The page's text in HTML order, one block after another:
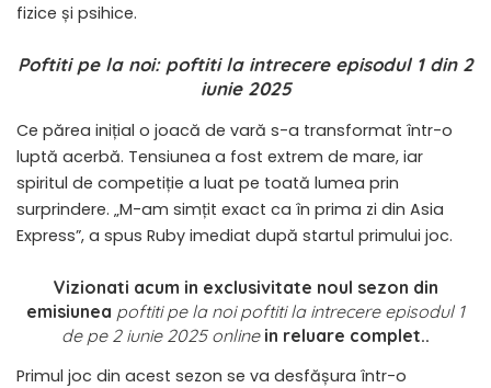
fizice și psihice.
Poftiti pe la noi: poftiti la intrecere episodul 1 din 2
iunie 2025
Ce părea inițial o joacă de vară s-a transformat într-o
luptă acerbă. Tensiunea a fost extrem de mare, iar
spiritul de competiție a luat pe toată lumea prin
surprindere. „M-am simțit exact ca în prima zi din Asia
Express”, a spus Ruby imediat după startul primului joc.
Vizionati acum in exclusivitate noul sezon din
emisiunea poftiti pe la noi poftiti la intrecere episodul 1
de pe 2 iunie 2025 onlinein reluare complet..
Primul joc din acest sezon se va desfășura într-o